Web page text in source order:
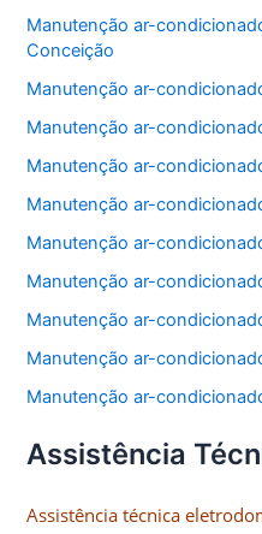
Manutenção ar-
Conceição
Manutenção ar-
Manutenção ar-
Manutenção ar-
Manutenção ar-
Manutenção ar-
Manutenção ar-
Manutenção ar-
Manutenção ar-
Manutenção ar-
Assistência
Assistência técnica